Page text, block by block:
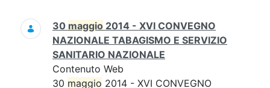
Ricerca
30 maggio 2014 - XVI CONVEGNO
NAZIONALE TABAGISMO E SERVIZIO
SANITARIO NAZIONALE
Contenuto Web
30 maggio 2014 - XVI CONVEGNO